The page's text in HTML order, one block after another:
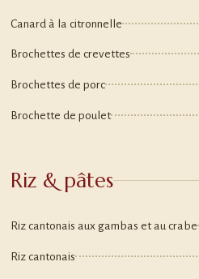
Canard à la citronnelle
Brochettes de crevettes
Brochettes de porc
Brochette de poulet
Riz & pâtes
Riz cantonais aux gambas et au crabe
Riz cantonais